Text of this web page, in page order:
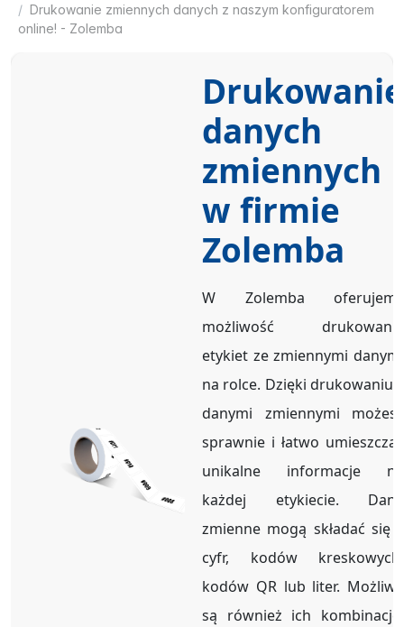
Drukowanie zmiennych danych z naszym konfiguratorem
online! - Zolemba
Drukowanie
danych
zmiennych
w firmie
Zolemba
W Zolemba oferujemy
możliwość drukowania
etykiet ze zmiennymi danymi
na rolce. Dzięki drukowaniu z
danymi zmiennymi możesz
sprawnie i łatwo umieszczać
unikalne informacje na
każdej etykiecie. Dane
zmienne mogą składać się z
cyfr, kodów kreskowych,
kodów QR lub liter. Możliwe
są również ich kombinacje.